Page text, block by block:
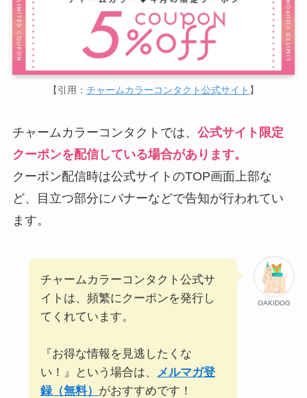
【引用： チャームカラーコンタクト公式サイト 】
チャームカラーコンタクトでは、 公式サイト限定
クーポンを配信している場合があります。
クーポン配信時は公式サイトのTOP画面上部な
ど、目立つ部分にバナーなどで告知が行われてい
ます。
OAKIDOG
チャームカラーコンタクト公式サ
イトは、頻繁にクーポンを発行し
てくれています。
『お得な情報を見逃したくな
い！』という場合は、
メルマガ登
録（無料） がおすすめです！